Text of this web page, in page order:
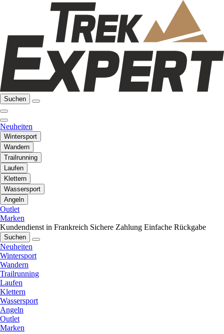
Suchen
Neuheiten
Wintersport
Wandern
Trailrunning
Laufen
Klettern
Wassersport
Angeln
Outlet
Marken
Kundendienst in Frankreich Sichere Zahlung Einfache Rückgabe
Suchen
Neuheiten
Wintersport
Wandern
Trailrunning
Laufen
Klettern
Wassersport
Angeln
Outlet
Marken